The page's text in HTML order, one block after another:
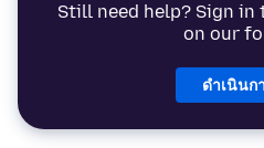
Still need help? Sign
on our
ดำเนินก